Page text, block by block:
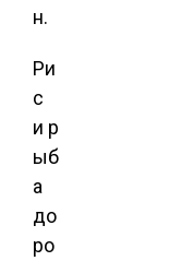
н.
Ри
с
и р
ыб
а
до
ро